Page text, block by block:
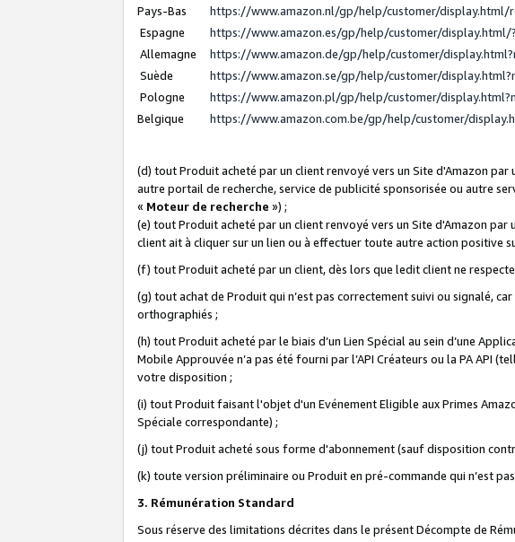
Pays-Bas
https://www.amazon.nl/gp/help/customer/
Espagne
https://www.amazon.es/gp/help/customer/display.html/
Allemagne
https://www.amazon.de/gp/help/customer/
Suède
https://www.amazon.se/gp/help/customer/
Pologne
https://www.amazon.pl/gp/help/customer/
Belgique
https://www.amazon.com.be/gp/help/customer/
(d) tout Produit acheté par un client renvoyé vers un Site d'Amazon
autre portail de recherche, service de publicité sponsorisée ou autre
« Moteur de recherche ») ;
(e) tout Produit acheté par un client renvoyé vers un Site d'Amazon
client ait à cliquer sur un lien ou à effectuer toute autre action positive
(f) tout Produit acheté par un client, dès lors que ledit client ne
(g) tout achat de Produit qui n’est pas correctement suivi ou signalé,
orthographiés ;
(h) tout Produit acheté par le biais d’un Lien Spécial au sein d’une
Mobile Approuvée n’a pas été fourni par l’API Créateurs ou la PA API
votre disposition ;
(i) tout Produit faisant l'objet d'un Evénement Eligible aux Primes
Spéciale correspondante) ;
(j) tout Produit acheté sous forme d'abonnement (sauf disposition
(k) toute version préliminaire ou Produit en pré-commande qui n’est
3. Rémunération Standard
Sous réserve des limitations décrites dans le présent Décompte de